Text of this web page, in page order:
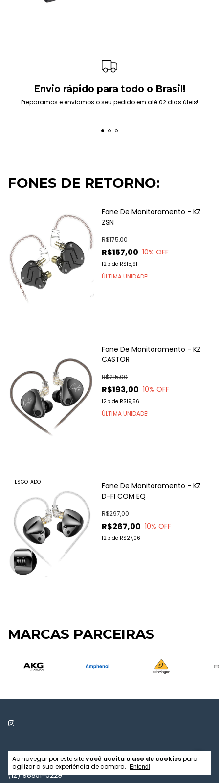
Ao navegar por este sitevocê aceita o uso de cookiespara
agilizar a sua experiência de compra.
Entendi
Envio rápido para todo o Brasil!
Preparamos e enviamos o seu pedido em até 02 dias úteis!
FONES DE RETORNO:
Fone De Monitoramento - KZ
ZSN
R$157,00
R$175,00
10% OFF
12 x de R$15,91
ÚLTIMA UNIDADE!
Fone De Monitoramento - KZ
CASTOR
R$193,00
R$215,00
10% OFF
12 x de R$19,56
ÚLTIMA UNIDADE!
ESGOTADO
Fone De Monitoramento - KZ
D-FI COM EQ
R$267,00
R$297,00
10% OFF
12 x de R$27,06
MARCAS PARCEIRAS
5512988510229
(12) 98851-0229